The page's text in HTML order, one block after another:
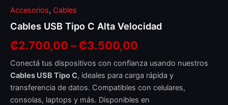
Accesorios, Cables
Cables USB Tipo C Alta Velocidad
₡2.700,00 – ₡3.500,00
Conectá tus dispositivos con confianza usando nuestros
Cables USB Tipo C, ideales para carga rápida y
transferencia de datos. Compatibles con celulares,
consolas, laptops y más. Disponibles en